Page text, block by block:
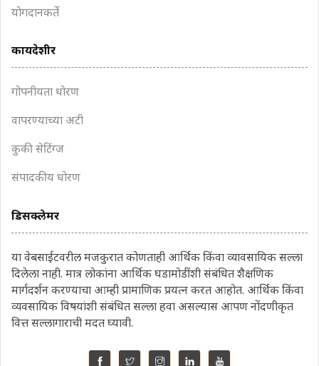
योगदानकर्ते
कायदेशीर
गोपनीयता धोरण
वापरण्याच्या अटी
कुकी सेटिंग्ज
संपादकीय धोरण
डिसक्लेमर
या वेबसाईटवरील मजकुरात कोणताही आर्थिक किंवा व्यावसायिक सल्ला
दिलेला नाही. मात्र लोकांना आर्थिक घडामोडींशी संबंधित शैक्षणिक
मार्गदर्शन करण्याचा आम्ही प्रामाणिक प्रयत्न करत आहोत. आर्थिक किंवा
व्यवसायिक विषयांशी संबंधित सल्ला हवा असल्यास आपण नोंदणीकृत
वित्त सल्लागाराची मदत घ्यावी.